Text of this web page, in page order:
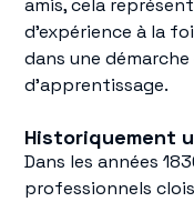
amis, cela
d'expérience à la
dans une
d'apprentissage.
Historiquement
Dans les années
professionnels